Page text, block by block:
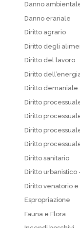
Danno
Danno erariale
Diritto agrario
Diritto degli
Diritto del lavoro
Diritto
Diritto demaniale
Diritto
Diritto
Diritto
Diritto
Diritto sanitario
Diritto urbanistico
Diritto venatorio
Espropriazione
Fauna e Flora